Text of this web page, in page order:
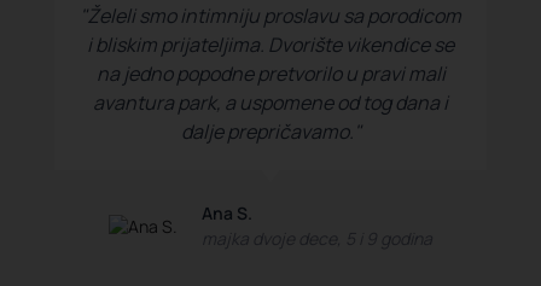
"Želeli smo intimniju proslavu sa porodicom
i bliskim prijateljima. Dvorište vikendice se
na jedno popodne pretvorilo u pravi mali
avantura park, a uspomene od tog dana i
dalje prepričavamo."
Ana S.
majka dvoje dece, 5 i 9 godina